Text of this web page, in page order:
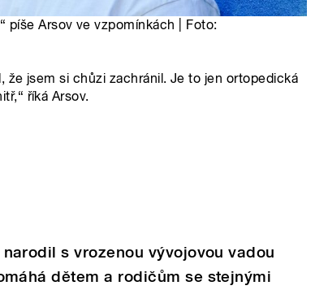
píše Arsov ve vzpomínkách | Foto:
jsem si chůzi zachránil. Je to jen ortopedická
říká Arsov.
s vrozenou vývojovou vadou
dětem a rodičům se stejnými